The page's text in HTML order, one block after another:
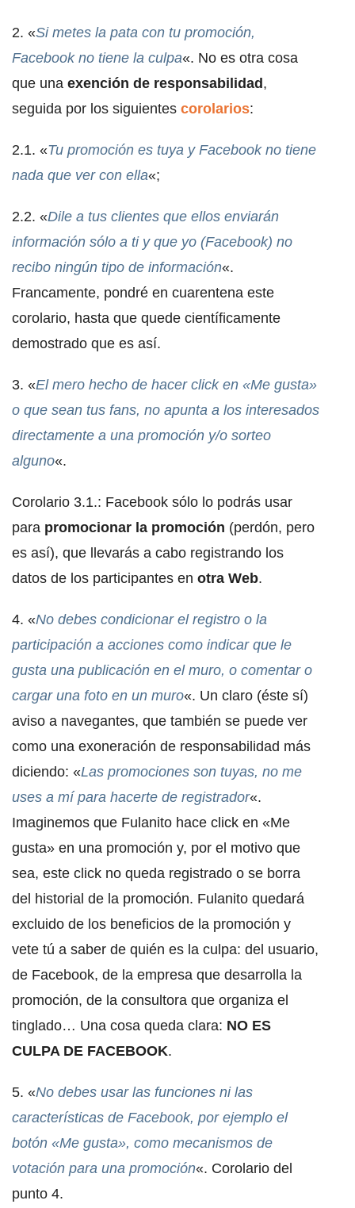
2. «Si metes la pata con tu promoción,
Facebook no tiene la culpa«. No es otra cosa
que una exención de responsabilidad ,
seguida por los siguientes corolarios:
2.1. «Tu promoción es tuya y Facebook no tiene
nada que ver con ella«;
2.2. «Dile a tus clientes que ellos enviarán
información sólo a ti y que yo (Facebook) no
recibo ningún tipo de información«.
Francamente, pondré en cuarentena este
corolario, hasta que quede científicamente
demostrado que es así.
3. «El mero hecho de hacer click en «Me gusta»
o que sean tus fans, no apunta a los interesados
directamente a una promoción y/o sorteo
alguno«.
Corolario 3.1.: Facebook sólo lo podrás usar
para promocionar la promoción (perdón, pero
es así), que llevarás a cabo registrando los
datos de los participantes en otra Web.
4. «No debes condicionar el registro o la
participación a acciones como indicar que le
gusta una publicación en el muro, o comentar o
cargar una foto en un muro«. Un claro (éste sí)
aviso a navegantes, que también se puede ver
como una exoneración de responsabilidad más
diciendo: «Las promociones son tuyas, no me
uses a mí para hacerte de registrador«.
Imaginemos que Fulanito hace click en «Me
gusta» en una promoción y, por el motivo que
sea, este click no queda registrado o se borra
del historial de la promoción. Fulanito quedará
excluido de los beneficios de la promoción y
vete tú a saber de quién es la culpa: del usuario,
de Facebook, de la empresa que desarrolla la
promoción, de la consultora que organiza el
tinglado… Una cosa queda clara: NO ES
CULPA DE FACEBOOK.
5. «No debes usar las funciones ni las
características de Facebook, por ejemplo el
botón «Me gusta», como mecanismos de
votación para una promoción«. Corolario del
punto 4.